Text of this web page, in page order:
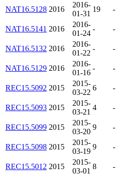
NAT16.5128 2016
2016-
01-31
19 -
NAT16.5141 2016
2016-
01-24
- -
NAT16.5132 2016
2016-
01-22
- -
NAT16.5129 2016
2016-
01-16
- -
REC15.5092 2015
2015-
03-22
6 -
REC15.5093 2015
2015-
03-21
4 -
REC15.5099 2015
2015-
03-20
9 -
REC15.5098 2015
2015-
03-19
9 -
REC15.5012 2015
2015-
03-01
8 -